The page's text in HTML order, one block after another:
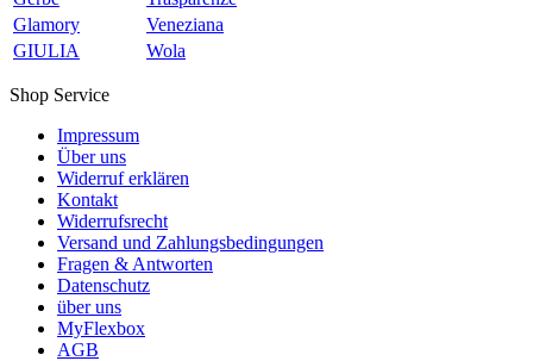
Glamory
Veneziana
GIULIA
Wola
Shop Service
Impressum
Über uns
Widerruf erklären
Kontakt
Widerrufsrecht
Versand und Zahlungsbedingungen
Fragen & Antworten
Datenschutz
über uns
MyFlexbox
AGB